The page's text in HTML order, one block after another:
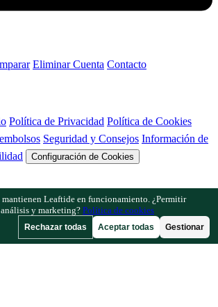
Eliminar Cuenta Contacto
Política de Privacidad Política de Cookies
Seguridad y Consejos Información de
Configuración de Cookies
Guía del planificador Biblioteca de plantas
mantienen Leaftide en funcionamiento. ¿Permitir
y marketing?Política de cookies
Rechazar todas Aceptar todas Gestionar